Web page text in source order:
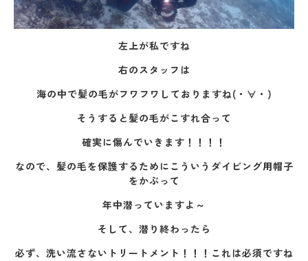
左上が私ですね
右のスタッフは
海の中で髪の毛がフワフワしておりますね(・∀・)
そうすると髪の毛がこすれ合って
確実に傷んでいきます！！！！
なので、髪の毛を保護するためにこういうダイビング用帽子
をかぶって
年中潜っていますよ～
そして、潜り終わったら
必ず、洗い流さないトリートメント！！！これは必須ですね